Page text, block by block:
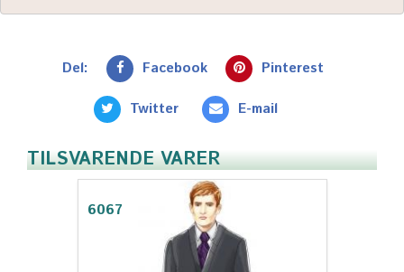
Del: Facebook Pinterest
Twitter E-mail
TILSVARENDE VARER
6067